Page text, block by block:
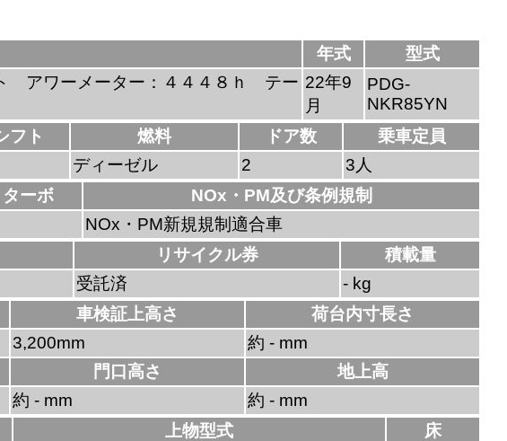
年式 型式
アワーメーター：４４４８ｈ テー 22年9
月
PDG-
NKR85YN
フト 燃料 ドア数
乗車定員
ディーゼル 2
3人
ターボ
NOx・PM及び条例規制
NOx・PM新規規制適合車
リサイクル券
積載量
受託済
- kg
車検証上高さ
荷台内寸長さ
3,200mm
約 - mm
門口高さ
地上高
約 - mm
約 - mm
上物型式
床